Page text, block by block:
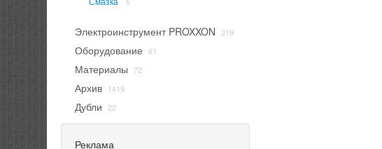
5
Электроинструмент PROXXON 219
Оборудование 61
Материалы 72
Архив 1419
Дубли 22
Реклама